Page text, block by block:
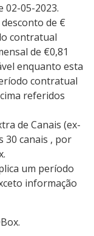
02-05-2023.
de €
contratual
de €0,81
enquanto esta
contratual
referidos
de Canais (ex-
30 canais , por
um período
informação